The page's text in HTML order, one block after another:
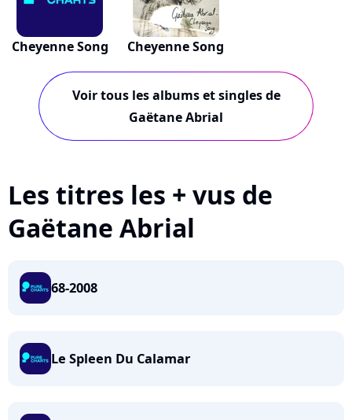
Cheyenne Song Cheyenne Song
Voir tous les albums et singles de
Gaëtane Abrial
Les titres les + vus de
Gaëtane Abrial
68-2008
Le Spleen Du Calamar